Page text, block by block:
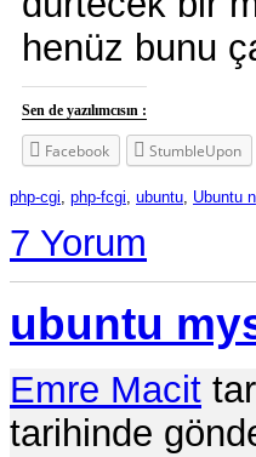
henüz bunu
Sen de yazılımcısın :
Facebook StumbleUpon
php-cgi php-fcgi ubuntu Ubuntu
7 Yorum
ubuntu
Emre Macit
tarihinde